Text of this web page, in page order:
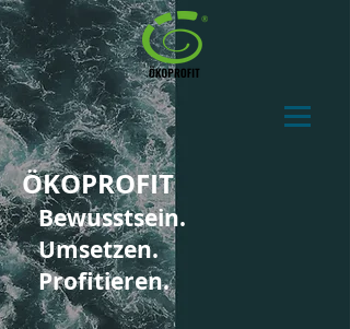
ÖKOPROFIT
Bewusstsein.
Umsetzen.
Profitieren.